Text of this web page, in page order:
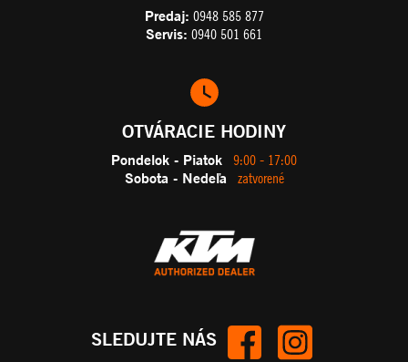
Predaj: 0948 585 877
Servis: 0940 501 661
OTVÁRACIE HODINY
Pondelok - Piatok 9:00 - 17:00
Sobota - Nedeľa zatvorené
SLEDUJTE NÁS